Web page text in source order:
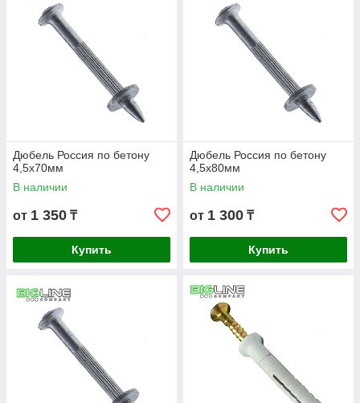
Дюбель Россия по бетону
4,5х70мм
В наличии
от 1 350 ₸
Купить
Дюбель Россия по бетону
4,5х80мм
В наличии
от 1 300 ₸
Купить